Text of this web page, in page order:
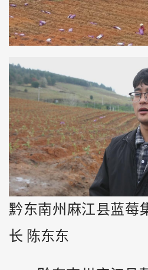
黔东南州麻江县蓝莓
长 陈东东